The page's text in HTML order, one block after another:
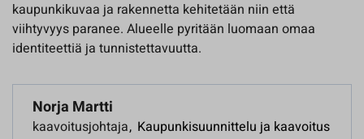
kaupunkikuvaa ja rakennetta kehitetään niin että
viihtyvyys paranee. Alueelle pyritään luomaan omaa
identiteettiä ja tunnistettavuutta.
Norja Martti
kaavoitusjohtaja, Kaupunkisuunnittelu ja kaavoitus